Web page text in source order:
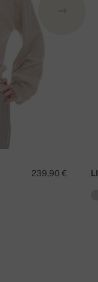
239,90 €